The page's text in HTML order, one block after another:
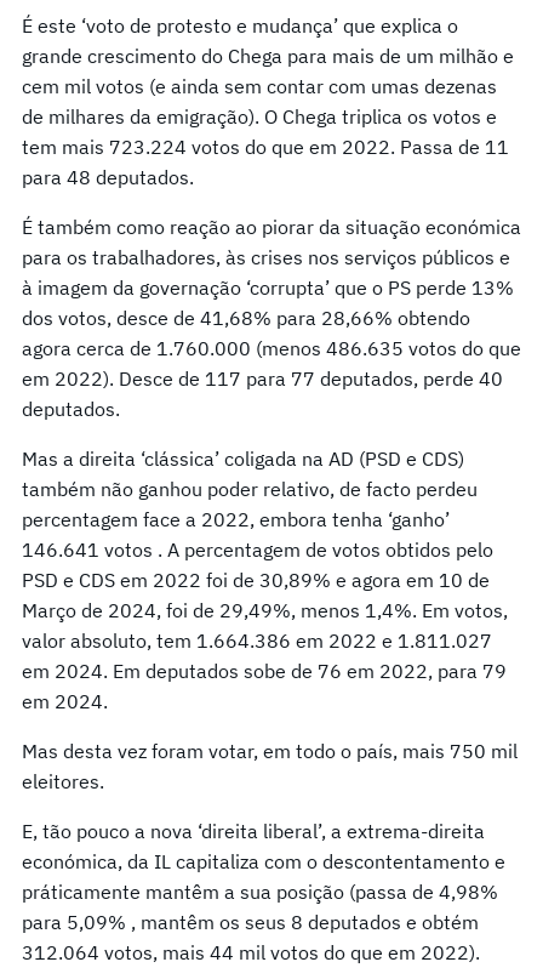
É este ‘voto de protesto e mudança’ que explica o
grande crescimento do Chega para mais de um milhão e
cem mil votos (e ainda sem contar com umas dezenas
de milhares da emigração). O Chega triplica os votos e
tem mais 723.224 votos do que em 2022. Passa de 11
para 48 deputados.
É também como reação ao piorar da situação económica
para os trabalhadores, às crises nos serviços públicos e
à imagem da governação ‘corrupta’ que o PS perde 13%
dos votos, desce de 41,68% para 28,66% obtendo
agora cerca de 1.760.000 (menos 486.635 votos do que
em 2022). Desce de 117 para 77 deputados, perde 40
deputados.
Mas a direita ‘clássica’ coligada na AD (PSD e CDS)
também não ganhou poder relativo, de facto perdeu
percentagem face a 2022, embora tenha ‘ganho’
146.641 votos . A percentagem de votos obtidos pelo
PSD e CDS em 2022 foi de 30,89% e agora em 10 de
Março de 2024, foi de 29,49%, menos 1,4%. Em votos,
valor absoluto, tem 1.664.386 em 2022 e 1.811.027
em 2024. Em deputados sobe de 76 em 2022, para 79
em 2024.
Mas desta vez foram votar, em todo o país, mais 750 mil
eleitores.
E, tão pouco a nova ‘direita liberal’, a extrema-direita
económica, da IL capitaliza com o descontentamento e
práticamente mantêm a sua posição (passa de 4,98%
para 5,09% , mantêm os seus 8 deputados e obtém
312.064 votos, mais 44 mil votos do que em 2022).